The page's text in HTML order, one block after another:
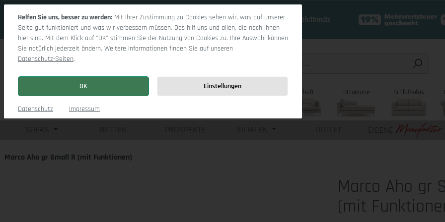
16 Tage 13h:15m:1s
Wohnlandschaft Ottomane Schlafsofas
BETTEN PROSPEKTE FILIALEN OUTLET EIGENE
Marco Aho gr Small R (mit Funktionen)
Marco Aho gr
(mit
Helfen Sie uns, besser zu werden: Mit Ihrer Zustimmung zu Cookies sehen wir, was auf unserer
Seite gut funktioniert und was wir verbessern müssen. Das hilf uns und allen, die nach Ihnen
hier sind. Mit dem Klick auf "OK" stimmen Sie der Nutzung von Cookies zu. Ihre Auswahl können
Sie natürlich jederzeit ändern. Weitere Informationen finden Sie auf unseren
Datenschutz-Seiten.
OK Einstellungen
Datenschutz Impressum